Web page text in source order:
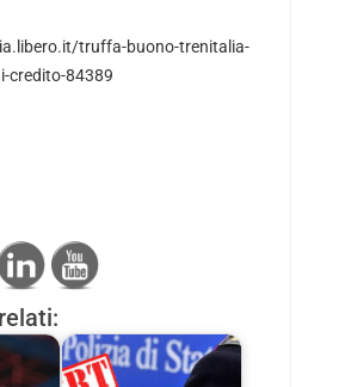
truffa-buono-trenitalia-
credito-84389